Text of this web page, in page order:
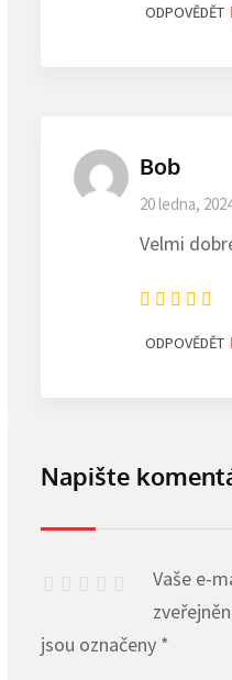
ODPOVĚDĚT
Bob
20 ledna,
Velmi
ODPOVĚDĚT
Napište
Vaše e-
jsou označeny *